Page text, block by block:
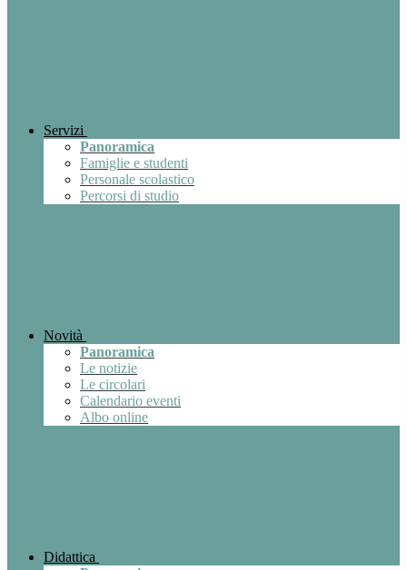
Servizi
Panoramica
Famiglie e studenti
Personale scolastico
Percorsi di studio
Novità
Panoramica
Le notizie
Le circolari
Calendario eventi
Albo online
Didattica